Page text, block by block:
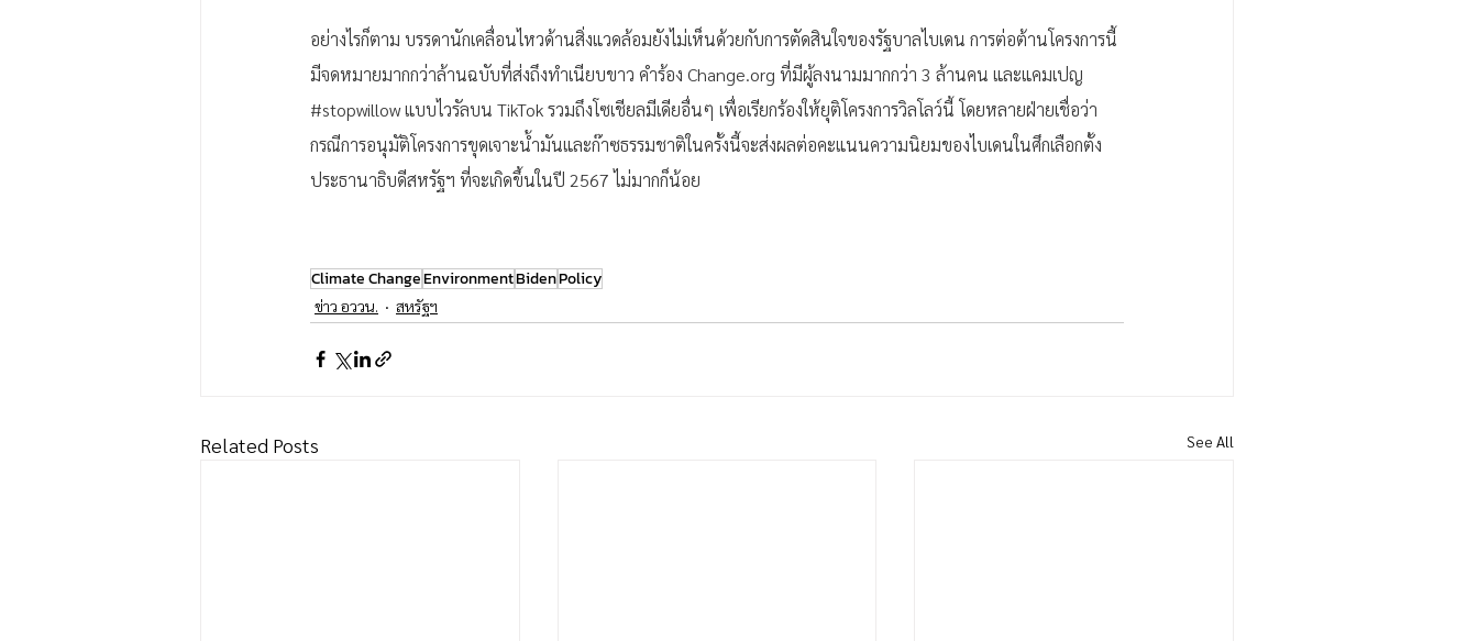
อย่างไรก็ตาม บรรดานักเคลื่อนไหวด้านสิ่งแวดล้อมยังไม่เห็นด้วยกับการตัดสินใจของรัฐบาลไบเดน การต่อต้านโครงการนี้
มีจดหมายมากกว่าล้านฉบับที่ส่งถึงทำเนียบขาว คำร้อง Change.org ที่มีผู้ลงนามมากกว่า 3 ล้านคน และแคมเปญ
#stopwillow แบบไวรัลบน TikTok รวมถึงโซเชียลมีเดียอื่นๆ เพื่อเรียกร้องให้ยุติโครงการวิลโลว์นี้ โดยหลายฝ่ายเชื่อว่า
กรณีการอนุมัติโครงการขุดเจาะน้ำมันและก๊าซธรรมชาติในครั้งนี้จะส่งผลต่อคะแนนความนิยมของไบเดนในศึกเลือกตั้ง
ประธานาธิบดีสหรัฐฯ ที่จะเกิดขึ้นในปี 2567 ไม่มากก็น้อย
Climate ChangeEnvironmentBidenPolicy
ข่าว อววน. สหรัฐฯ
Related Posts See All